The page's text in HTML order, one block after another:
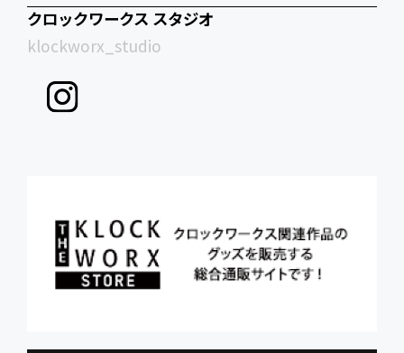
クロックワークス スタジオ
klockworx_studio